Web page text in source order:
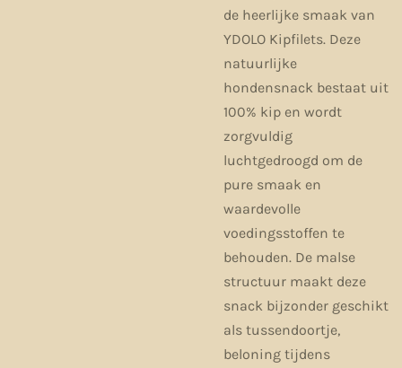
de heerlijke smaak van
YDOLO Kipfilets. Deze
natuurlijke
hondensnack bestaat uit
100% kip en wordt
zorgvuldig
luchtgedroogd om de
pure smaak en
waardevolle
voedingsstoffen te
behouden. De malse
structuur maakt deze
snack bijzonder geschikt
als tussendoortje,
beloning tijdens